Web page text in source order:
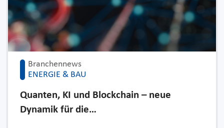
Branchennews
ENERGIE & BAU
Quanten, KI und Blockchain – neue
Dynamik für die…